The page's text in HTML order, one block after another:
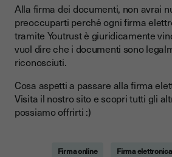
Alla firma dei documenti, non avrai
preoccuparti perché ogni firma
tramite Youtrust è giuridicamente
vuol dire che i documenti sono
riconosciuti.
Cosa aspetti a passare alla firma
Visita il nostro sito e scopri tutti gli
possiamo offrirti :)
Firma online Firma elettronica